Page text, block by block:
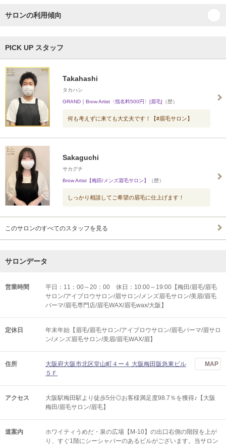
サロンの利用傾向
PICK UP スタッフ
Takahashi
タカハシ
GRAND｜Brow Artist〈指名料500円〉[眉毛] （歴）
何も考えずに来ても大丈夫です！【#眉毛サロン】
Sakaguchi
サカグチ
Brow Artist【梅田/メンズ眉毛サロン】 （歴）
しっかり相談してご希望の眉毛に仕上げます！
このサロンのすべてのスタッフを見る
サロンデータ
営業時間
平日：11：00～20：00 休日：10:00～19:00【梅田/眉毛/眉毛
サロン/アイブロウサロン/眉サロン/メンズ眉毛サロン/美眉/眉毛
パーマ/眉毛専門店/眉毛WAX/眉毛wax/大阪】
定休日
年末年始【眉毛/眉毛サロン/アイブロウサロン/眉毛パーマ/眉サロ
ン/メンズ眉毛サロン/美眉/眉毛WAX/眉】
住所
大阪府大阪市北区堂山町４ー４ 大阪梅田阪急東ビル
５Ｆ
MAP
アクセス
大阪駅梅田駅より徒歩5分◎お客様満足度98.7％を獲得♪【大阪
梅田/眉毛サロン/眉毛】
道案内
ホワイティうめだ・泉の広場【M-10】の出口右側の階段を上が
り、すぐ1階にシーシャバーのあるビルがございます。当サロン